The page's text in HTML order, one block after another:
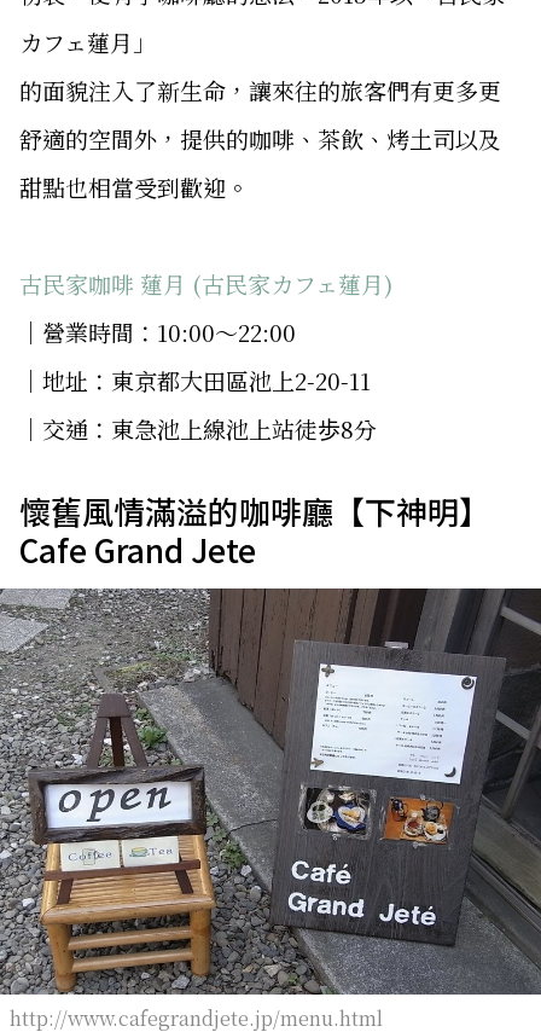
カフェ蓮月」
的面貌注入了新生命，讓來往的旅客們有更多更
舒適的空間外，提供的咖啡、茶飲、烤土司以及
甜點也相當受到歡迎。
古民家咖啡 蓮月 (古民家カフェ蓮月)
│營業時間：10:00～22:00
│地址：東京都大田區池上2-20-11
│交通：東急池上線池上站徒歩8分
懷舊風情滿溢的咖啡廳【下神明】
Cafe Grand Jete
http://www.cafegrandjete.jp/menu.html